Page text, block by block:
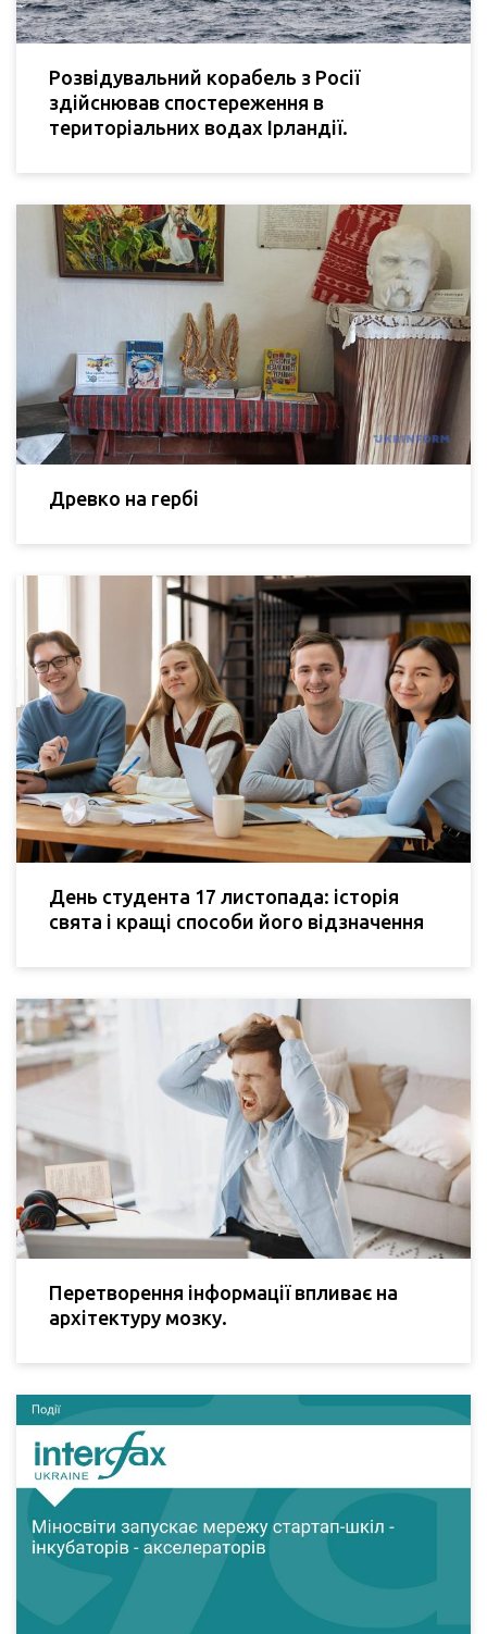
Розвідувальний корабель з Росії
здійснював спостереження в
територіальних водах Ірландії.
Древко на гербі
День студента 17 листопада: історія
свята і кращі способи його відзначення
Перетворення інформації впливає на
архітектуру мозку.